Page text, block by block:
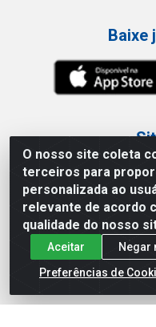
O nosso site coleta
terceiros para
personalizada ao
relevante de acordo
qualidade do nosso
Aceitar
Negar
Preferências de
Baixe
Loja
Tel.:
Av Vautier, 587/